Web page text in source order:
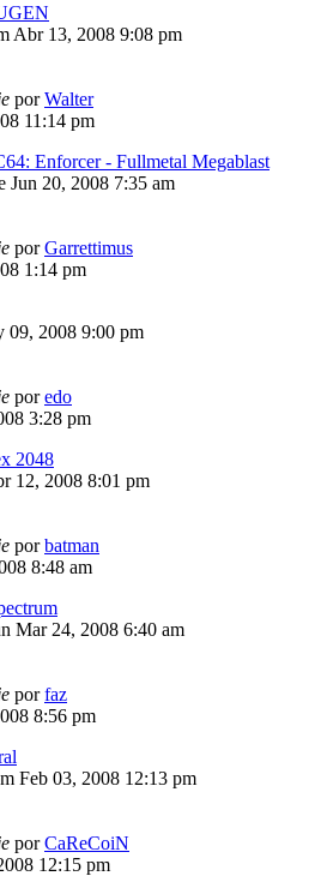
Abr 13, 2008 9:08 pm
porWalter
11:14 pm
Enforcer - Fullmetal Megablast
Jun 20, 2008 7:35 am
porGarrettimus
1:14 pm
09, 2008 9:00 pm
poredo
3:28 pm
2048
12, 2008 8:01 pm
porbatman
8:48 am
Mar 24, 2008 6:40 am
porfaz
8:56 pm
Feb 03, 2008 12:13 pm
porCaReCoiN
12:15 pm